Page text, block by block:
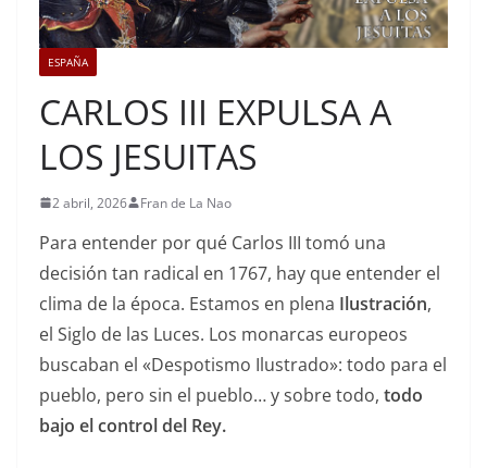
ESPAÑA
CARLOS III EXPULSA A
LOS JESUITAS
2 abril, 2026 Fran de La Nao
Para entender por qué Carlos III tomó una
decisión tan radical en 1767, hay que entender el
clima de la época. Estamos en plena Ilustración,
el Siglo de las Luces. Los monarcas europeos
buscaban el «Despotismo Ilustrado»: todo para el
pueblo, pero sin el pueblo… y sobre todo, todo
bajo el control del Rey.